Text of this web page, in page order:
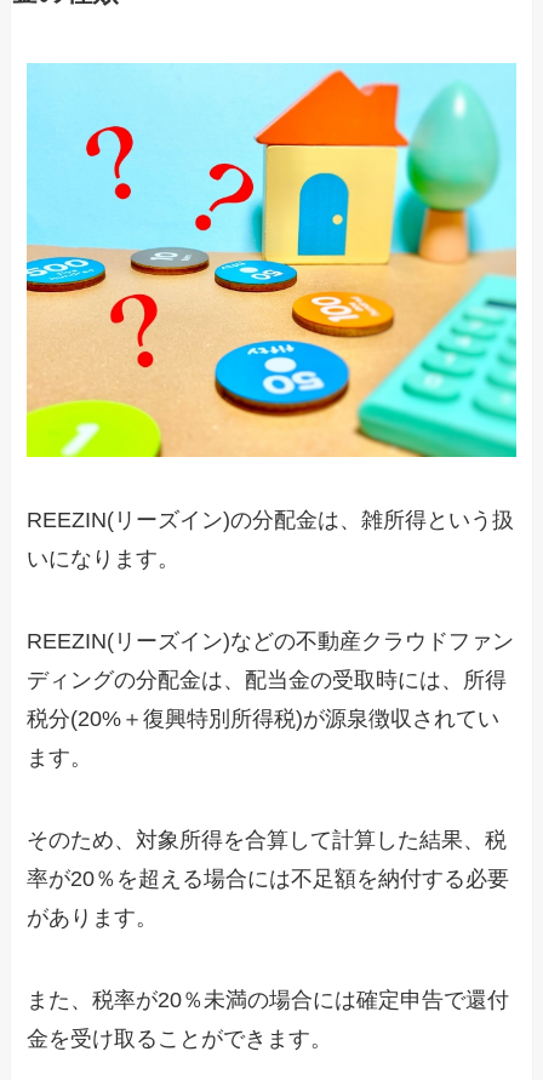
REEZIN(リーズイン)の分配金は、雑所得という扱
いになります。
REEZIN(リーズイン)などの不動産クラウドファン
ディングの分配金は、配当金の受取時には、所得
税分(20%＋復興特別所得税)が源泉徴収されてい
ます。
そのため、対象所得を合算して計算した結果、税
率が20％を超える場合には不足額を納付する必要
があります。
また、税率が20％未満の場合には確定申告で還付
金を受け取ることができます。